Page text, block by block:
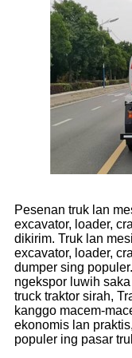
Pesenan truk lan
excavator, loader,
dikirim. Truk lan
excavator, loader,
dumper sing
ngekspor luwih
truck traktor sirah,
kanggo macem-
ekonomis lan
populer ing pasar